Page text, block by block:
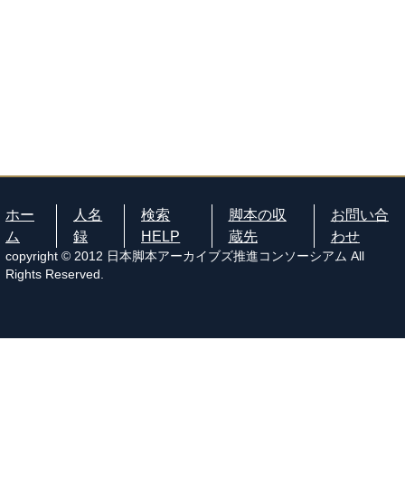
ホー
ム
人名
録
検索
HELP
脚本の収
蔵先
お問い合
わせ
copyright © 2012 日本脚本アーカイブズ推進コンソーシアム All
Rights Reserved.